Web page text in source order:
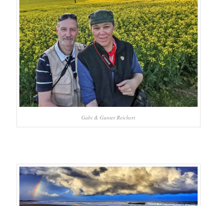
Gabi & Gunter Reichert